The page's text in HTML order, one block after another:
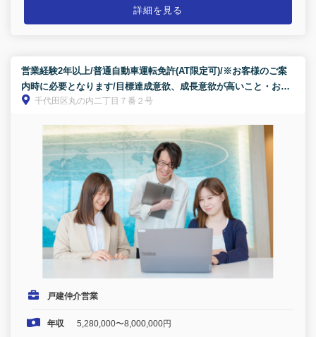
詳細を見る
営業経験2年以上/普通自動車運転免許(AT限定可)/※お客様のご案
内時に必要となります/目標達成意欲、成長意欲が高いこと・お客
様と信頼関係を築けること
千代田区丸の内二丁目７番２号
戸建仲介営業
年収 5,280,000〜8,000,000円